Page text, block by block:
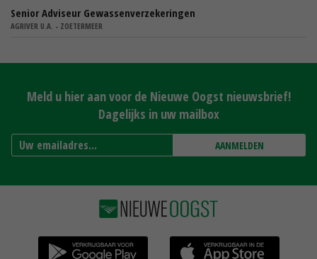
Senior Adviseur Gewassenverzekeringen
AGRIVER U.A. - ZOETERMEER
Meld u hier aan voor de Nieuwe Oogst nieuwsbrief!
Dagelijks in uw mailbox
AANMELDEN